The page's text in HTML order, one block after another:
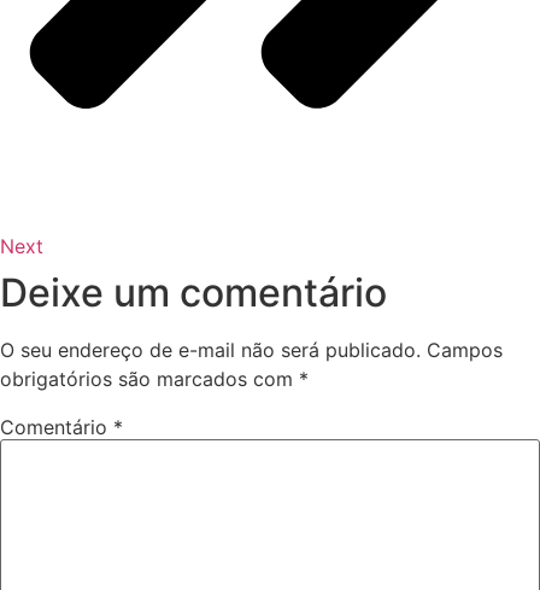
Next
Deixe um comentário
O seu endereço de e-mail não será publicado. Campos
obrigatórios são marcados com *
Comentário *